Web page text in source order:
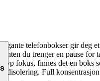
telefonbokser gir deg
Enten du trenger en pause for
fokus, finnes det en boks
lydisolering. Full